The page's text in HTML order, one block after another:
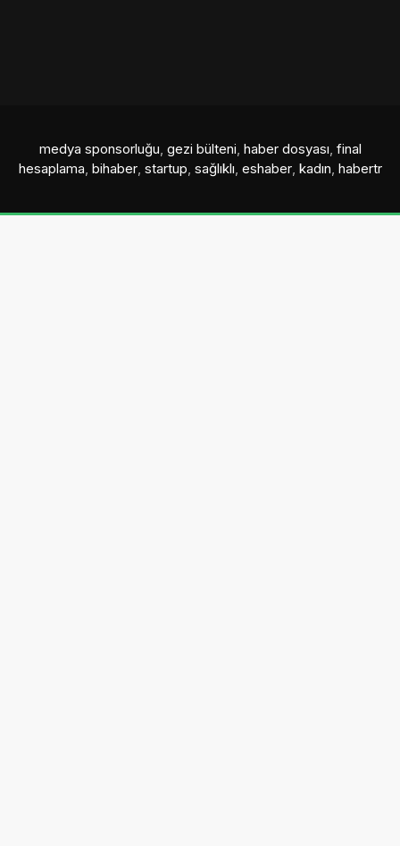
medya sponsorluğu, gezi bülteni, haber dosyası, final
hesaplama, bihaber, startup, sağlıklı, eshaber, kadın, habertr